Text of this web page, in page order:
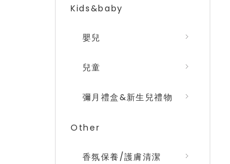
Kids&baby
嬰兒
兒童
彌月禮盒&新生兒禮物
Other
香氛保養/護膚清潔